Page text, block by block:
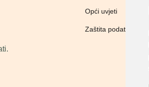
Opći uvjeti
Zaštita podataka